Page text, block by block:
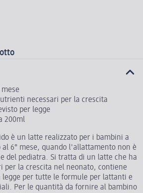
necessari per la crescita
per legge
200ml
è un latte realizzato per i bambini a
6° mese, quando l'allattamento non è
del pediatra. Si tratta di un latte che ha
la crescita nel neonato, contiene
legge per tutte le formule per lattanti e
Per le quantità da fornire al bambino